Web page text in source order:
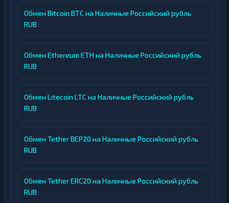
Обмен Bitcoin BTC на Наличные Российский рубль
RUB
Обмен Ethereum ETH на Наличные Российский рубль
RUB
Обмен Litecoin LTC на Наличные Российский рубль
RUB
Обмен Tether BEP20 на Наличные Российский рубль
RUB
Обмен Tether ERC20 на Наличные Российский рубль
RUB